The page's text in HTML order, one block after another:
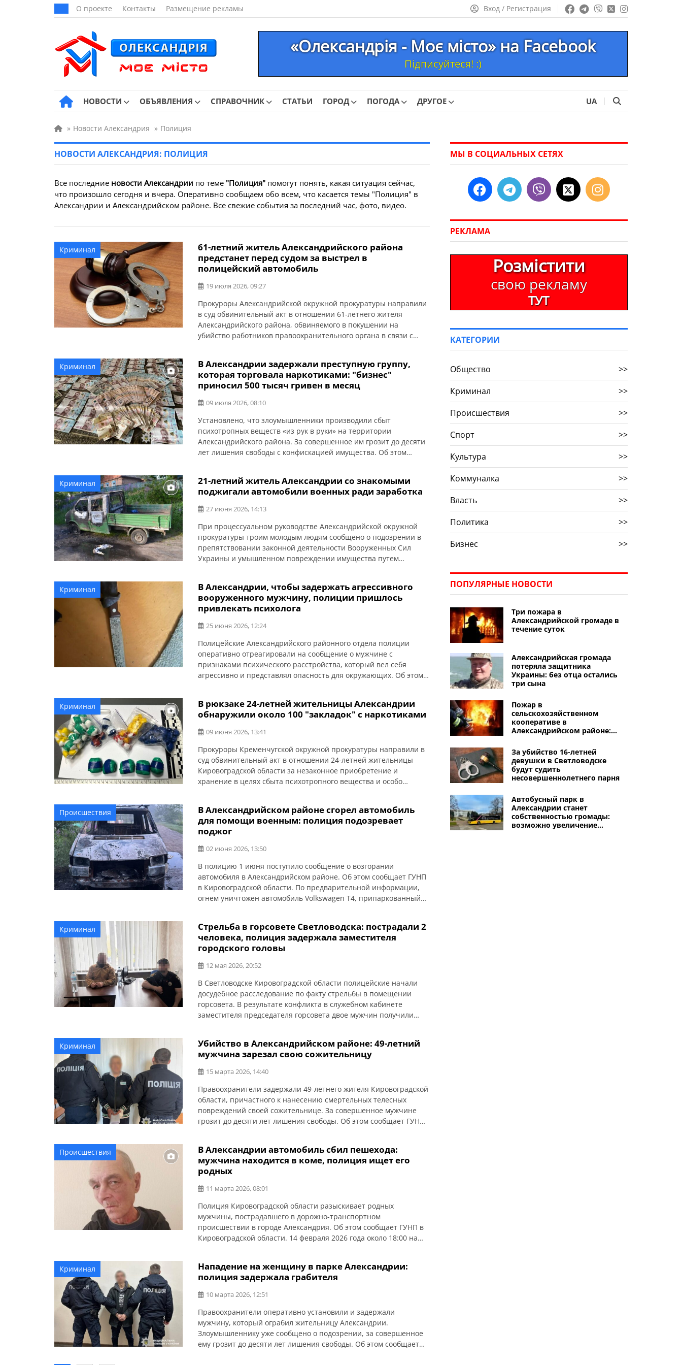
О проекте Контакты Размещение рекламы Вход / Регистрация
«Олександрія - Моє місто» на Facebook
Підписуйтеся! :)
НОВОСТИ ОБЪЯВЛЕНИЯ СПРАВОЧНИК СТАТЬИ ГОРОД ПОГОДА ДРУГОЕ UA
» Новости Александрия » Полиция
НОВОСТИ АЛЕКСАНДРИЯ: ПОЛИЦИЯ
Все последние новости Александрии по теме "Полиция" помогут понять, какая ситуация сейчас,
что произошло сегодня и вчера. Оперативно сообщаем обо всем, что касается темы "Полиция" в
Александрии и Александрийском районе. Все свежие события за последний час, фото, видео.
Криминал
61-летний житель Александрийского района
предстанет перед судом за выстрел в
полицейский автомобиль
19 июля 2026, 09:27
Прокуроры Александрийской окружной прокуратуры направили
в суд обвинительный акт в отношении 61-летнего жителя
Александрийского района, обвиняемого в покушении на
убийство работников правоохранительного органа в связи с
данным следствия, события произошли вечером 2 апреля 2026
года в одном из сел Онуфриевской […]
Криминал
В Александрии задержали преступную группу,
которая торговала наркотиками: "бизнес"
приносил 500 тысяч гривен в месяц
09 июля 2026, 08:10
Установлено, что злоумышленники производили сбыт
психотропных веществ «из рук в руки» на территории
Александрийского района. За совершенное им грозит до десяти
лет лишения свободы с конфискацией имущества. Об этом
сотрудники управления по борьбе с наркопреступностью
совместно со следователями следственного управления и
подразделения уголовного […]
Криминал
21-летний житель Александрии со знакомыми
поджигали автомобили военных ради заработка
27 июня 2026, 14:13
При процессуальном руководстве Александрийской окружной
прокуратуры троим молодым людям сообщено о подозрении в
препятствовании законной деятельности Вооруженных Сил
Украины и умышленном повреждении имущества путем
летней сожительнице и 21-летнем знакомом. По данным
следствия, в конце мая один из фигурантов в поисках быстрого
[…]
Криминал
В Александрии, чтобы задержать агрессивного
вооруженного мужчину, полиции пришлось
привлекать психолога
25 июня 2026, 12:24
Полицейские Александрийского районного отдела полиции
оперативно отреагировали на сообщение о мужчине с
признаками психического расстройства, который вел себя
агрессивно и представлял опасность для окружающих. Об этом
летний сын закрылся в квартире, имеет при себе нож и газовый
баллончик и ведет […]
Криминал
В рюкзаке 24-летней жительницы Александрии
обнаружили около 100 "закладок" с наркотиками
09 июня 2026, 13:41
Прокуроры Кременчугской окружной прокуратуры направили в
суд обвинительный акт в отношении 24-летней жительницы
Кировоградской области за незаконное приобретение и
хранение в целях сбыта психотропного вещества и особо
Полтавская областная прокуратура. Установлено, что в апреле
2026 года женщина […]
Происшествия
В Александрийском районе сгорел автомобиль
для помощи военным: полиция подозревает
поджог
02 июня 2026, 13:50
В полицию 1 июня поступило сообщение о возгорании
автомобиля в Александрийском районе. Об этом сообщает ГУНП
в Кировоградской области. По предварительной информации,
огнем уничтожен автомобиль Volkswagen Т4, припаркованный
благотворительной организации и использовалось ее
представителем для обеспечения нужд военнослужащих.
Полицейские устанавливают причины возгорания и все
обстоятельства […]
Криминал
Стрельба в горсовете Светловодска: пострадали 2
человека, полиция задержала заместителя
городского головы
12 мая 2026, 20:52
В Светловодске Кировоградской области полицейские начали
досудебное расследование по факту стрельбы в помещении
горсовета. В результате конфликта в служебном кабинете
заместителя председателя горсовета двое мужчин получили
втором этаже административного здания Светловодского
городского совета. Предварительно установлено, что […]
Криминал
Убийство в Александрийском районе: 49-летний
мужчина зарезал свою сожительницу
15 марта 2026, 14:40
Правоохранители задержали 49-летнего жителя Кировоградской
области, причастного к нанесению смертельных телесных
повреждений своей сожительнице. За совершенное мужчине
грозит до десяти лет лишения свободы. Об этом сообщает ГУНП
мужчиной и женщиной возник конфликт. В ходе спора
злоумышленник нанес потерпевшей удары ножом в […]
Происшествия
В Александрии автомобиль сбил пешехода:
мужчина находится в коме, полиция ищет его
родных
11 марта 2026, 08:01
Полиция Кировоградской области разыскивает родных
мужчины, пострадавшего в дорожно-транспортном
происшествии в городе Александрия. Об этом сообщает ГУНП в
Кировоградской области. 14 февраля 2026 года около 18:00 на
— Семенист Валерия Ивановича, 1965 года рождения, который
двигался в попутном направлении. В […]
Криминал
Нападение на женщину в парке Александрии:
полиция задержала грабителя
10 марта 2026, 12:51
Правоохранители оперативно установили и задержали
мужчину, который ограбил жительницу Александрии.
Злоумышленнику уже сообщено о подозрении, за совершенное
ему грозит до десяти лет лишения свободы. Об этом сообщает
МЫ В СОЦИАЛЬНЫХ СЕТЯХ
РЕКЛАМА
Розмістити
свою рекламу
ТУТ
КАТЕГОРИИ
Общество
>>
Криминал
>>
Происшествия
>>
Спорт
>>
Культура
>>
Коммуналка
>>
Власть
>>
Политика
>>
Бизнес
>>
ПОПУЛЯРНЫЕ НОВОСТИ
Три пожара в
Александрийской громаде в
течение суток
Александрийская громада
потеряла защитника
Украины: без отца остались
три сына
Пожар в
сельскохозяйственном
кооперативе в
Александрийском районе:
материал
За убийство 16-летней
девушки в Светловодске
будут судить
несовершеннолетнего парня
Автобусный парк в
Александрии станет
собственностью громады:
возможно увеличение